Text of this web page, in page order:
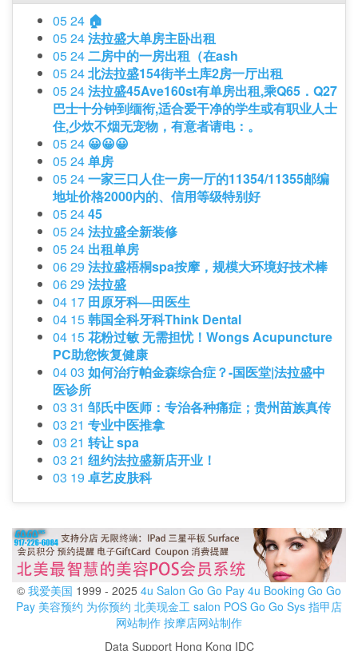
05 24 🏠
05 24法拉盛大单房主卧出租
05 24二房中的一房出租（在ash
05 24北法拉盛154街半土库2房一厅出租
05 24法拉盛45Ave160st有单房出租,乘Q65．Q27
巴士十分钟到缅衔,适合爱干净的学生或有职业人士
住,少炊不烟无宠物，有意者请电：。
05 24 😀😀😀
05 24单房
05 24一家三口人住一房一厅的11354/11355邮编
地址价格2000内的、信用等级特别好
05 2445
05 24法拉盛全新装修
05 24 出租单房
06 29 法拉盛梧桐spa按摩，规模大环境好技术棒
06 29 法拉盛
04 17 田原牙科—田医生
04 15韩国全科牙科Think Dental
04 15花粉过敏 无需担忧！Wongs Acupuncture
PC助您恢复健康
04 03 如何治疗帕金森综合症？-国医堂|法拉盛中
医诊所
03 31 邹氏中医师：专治各种痛症；贵州苗族真传
03 21 专业中医推拿
03 21 转让 spa
03 21 纽约法拉盛新店开业！
03 19 卓艺皮肤科
© 我爱美国 1999 - 2025 4u Salon Go Go Pay 4u Booking Go Go
Pay 美容预约 为你预约 北美现金工 salon POS Go Go Sys 指甲店
网站制作 按摩店网站制作
Data Support Hong Kong IDC